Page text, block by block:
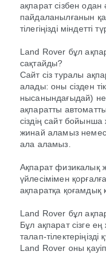
ақпарат сізбен
пайдаланылғанын
тілегіңізді міндетті
Land Rover бұл
сақтайды?
Сайт сіз туралы
алады: оны сізден
нысанындағыдай)
ақпаратты
сіздің сайт
жинай аламыз
ала аламыз.
Ақпарат физикалық
үйлесімімен
ақпаратқа қоғамдық
Land Rover бұл
Бұл ақпарат сізге
талап-
Land Rover оны